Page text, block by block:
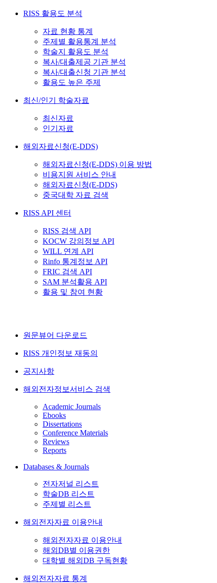
RISS 활용도 분석
자료 현황 통계
주제별 활용통계 분석
학술지 활용도 분석
복사/대출제공 기관 분석
복사/대출신청 기관 분석
활용도 높은 주제
최신/인기 학술자료
최신자료
인기자료
해외자료신청(E-DDS)
해외자료신청(E-DDS) 이용 방법
비용지원 서비스 안내
해외자료신청(E-DDS)
중국대학 자료 검색
RISS API 센터
RISS 검색 API
KOCW 강의정보 API
WILL 연계 API
Rinfo 통계정보 API
FRIC 검색 API
SAM 분석활용 API
활용 및 참여 현황
원문뷰어 다운로드
RISS 개인정보 재동의
공지사항
해외전자정보서비스 검색
Academic Journals
Ebooks
Dissertations
Conference Materials
Reviews
Reports
Databases & Journals
전자저널 리스트
학술DB 리스트
주제별 리스트
해외전자자료 이용안내
해외전자자료 이용안내
해외DB별 이용권한
대학별 해외DB 구독현황
해외전자자료 통계